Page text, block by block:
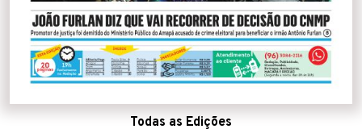
Todas as Edições